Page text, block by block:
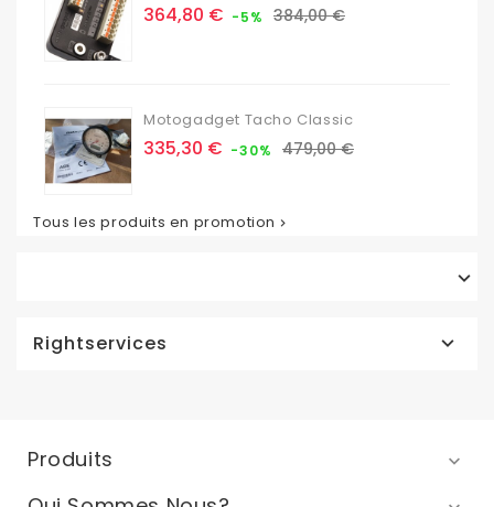
Prix
364,80 € -5% Prix
384,00 €
Motogadget Tacho Classic
Prix
335,30 € -30% Prix
479,00 €
Tous les produits en promotion 

Rightservices 
Produits 